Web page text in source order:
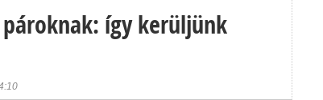
így kerüljünk